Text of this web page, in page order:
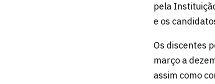
pela
e os
Os discentes
março a
assim como